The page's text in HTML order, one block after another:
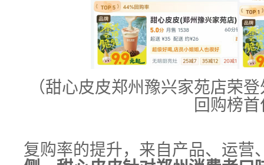
（甜心皮皮郑州豫兴家苑店荣
回购榜
复购率的提升，来自产品、运营